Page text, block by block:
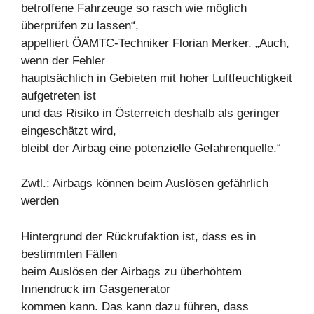
betroffene Fahrzeuge so rasch wie möglich
überprüfen zu lassen“,
appelliert ÖAMTC-Techniker Florian Merker. „Auch,
wenn der Fehler
hauptsächlich in Gebieten mit hoher Luftfeuchtigkeit
aufgetreten ist
und das Risiko in Österreich deshalb als geringer
eingeschätzt wird,
bleibt der Airbag eine potenzielle Gefahrenquelle.“
Zwtl.: Airbags können beim Auslösen gefährlich
werden
Hintergrund der Rückrufaktion ist, dass es in
bestimmten Fällen
beim Auslösen der Airbags zu überhöhtem
Innendruck im Gasgenerator
kommen kann. Das kann dazu führen, dass